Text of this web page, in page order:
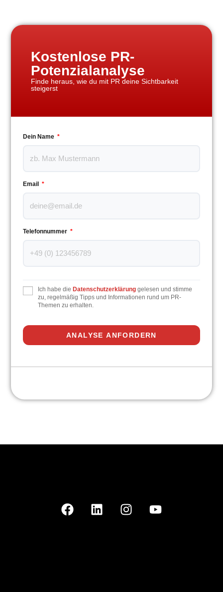
Kostenlose PR-
Potenzialanalyse
Finde heraus, wie du mit PR deine Sichtbarkeit
steigerst
Dein Name
Email
Telefonnummer
Ich habe die Datenschutzerklärung gelesen und stimme
zu, regelmäßig Tipps und Informationen rund um PR-
Themen zu erhalten.
ANALYSE ANFORDERN